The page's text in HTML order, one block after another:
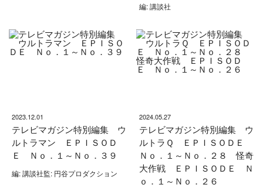
編: 講談社
2023.12.01
テレビマガジン特別編集 ウ
ルトラマン ＥＰＩＳＯＤ
Ｅ Ｎｏ．１～Ｎｏ．３９
編: 講談社監: 円谷プロダクション
2024.05.27
テレビマガジン特別編集 ウ
ルトラＱ ＥＰＩＳＯＤＥ
Ｎｏ．１～Ｎｏ．２８ 怪奇
大作戦 ＥＰＩＳＯＤＥ Ｎ
ｏ．１～Ｎｏ．２６